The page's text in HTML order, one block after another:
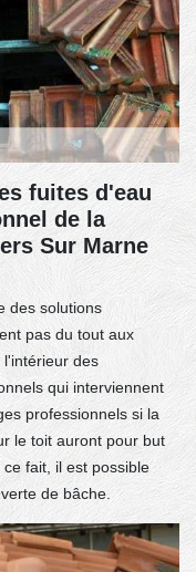
fuites d'eau
de la
Sur Marne
des solutions
pas du tout aux
l'intérieur des
qui interviennent
professionnels si la
le toit auront pour but
fait, il est possible
de bâche.